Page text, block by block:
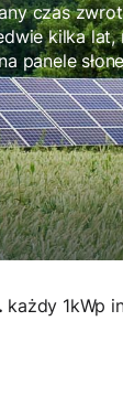
czas
kilka lat,
panele
każdy 1kWp